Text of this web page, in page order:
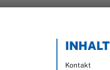
INHALT
Kontakt